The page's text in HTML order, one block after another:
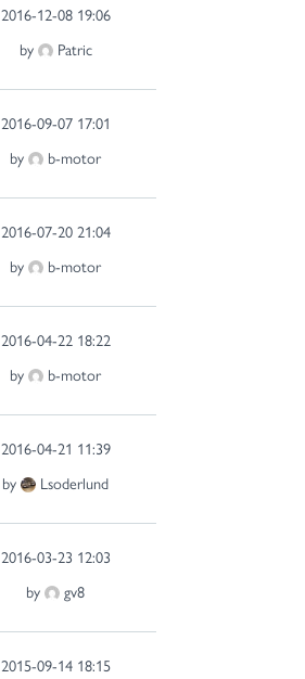
2016-12-08 19:06
by
Patric
2016-09-07 17:01
by
b-motor
2016-07-20 21:04
by
b-motor
2016-04-22 18:22
by
b-motor
2016-04-21 11:39
by
Lsoderlund
2016-03-23 12:03
by
gv8
2015-09-14 18:15